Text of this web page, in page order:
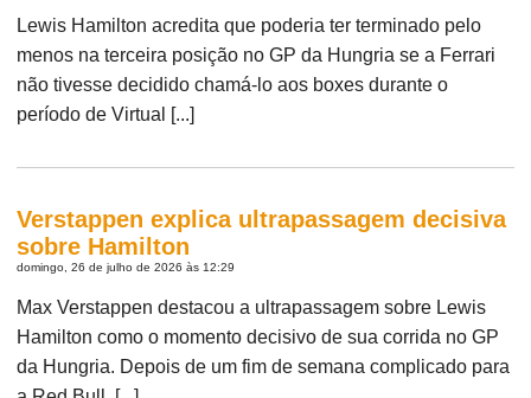
Lewis Hamilton acredita que poderia ter terminado pelo
menos na terceira posição no GP da Hungria se a Ferrari
não tivesse decidido chamá-lo aos boxes durante o
período de Virtual [...]
Verstappen explica ultrapassagem decisiva
sobre Hamilton
domingo, 26 de julho de 2026 às 12:29
Max Verstappen destacou a ultrapassagem sobre Lewis
Hamilton como o momento decisivo de sua corrida no GP
da Hungria. Depois de um fim de semana complicado para